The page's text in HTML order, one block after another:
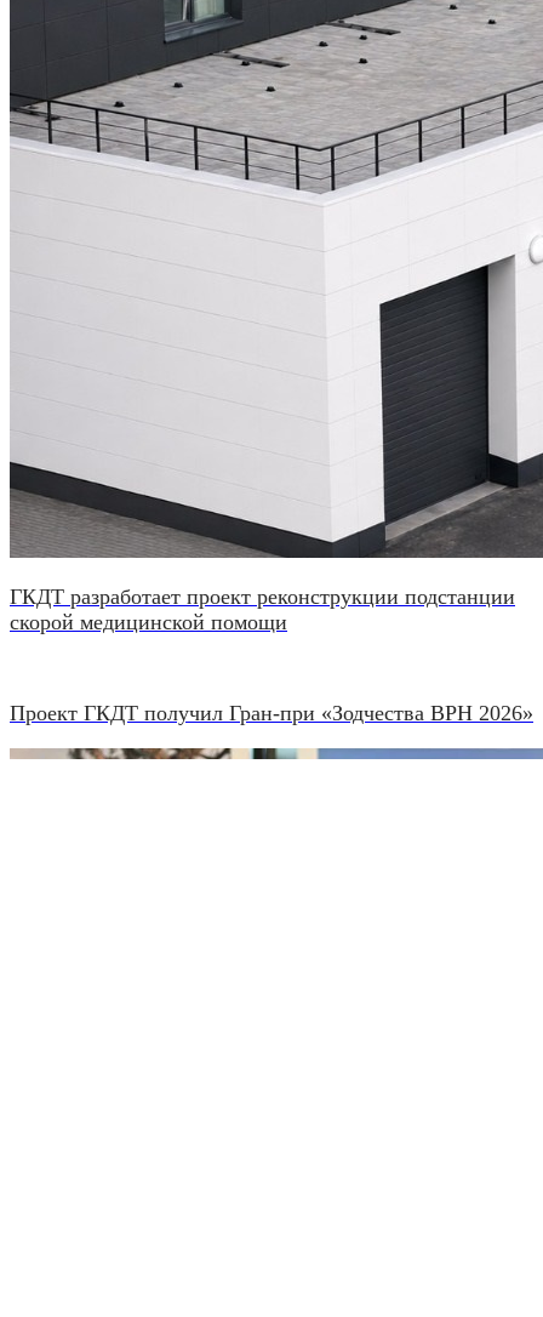
ГКДТ разработает проект реконструкции подстанции
скорой медицинской помощи
Проект ГКДТ получил Гран-при «Зодчества ВРН 2026»